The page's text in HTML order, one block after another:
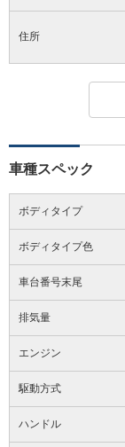
住所
車種スペック
ボディタイプ
ボディタイプ色
車台番号末尾
排気量
エンジン
駆動方式
ハンドル